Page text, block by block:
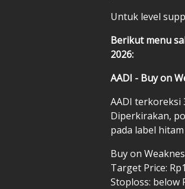
Untuk level
Berikut menu
2026:
AADI - Buy on
AADI terkoreksi
Diperkirakan,
pada label
Buy on
Target Price:
Stoploss: below